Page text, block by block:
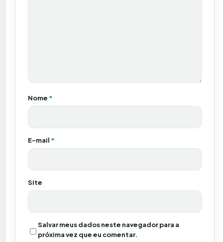
Nome *
E-mail *
Site
Salvar meus dados neste navegador para a
próxima vez que eu comentar.